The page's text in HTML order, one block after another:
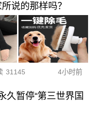
说的那样吗？
31145 4小时前
久暂停“第三世界国